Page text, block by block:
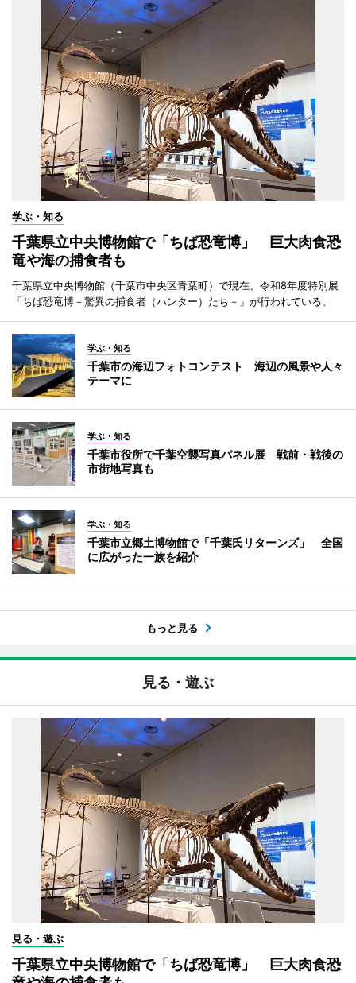
学ぶ・知る
千葉県立中央博物館で「ちば恐竜博」 巨大肉食恐
竜や海の捕食者も
千葉県立中央博物館（千葉市中央区青葉町）で現在、令和8年度特別展
「ちば恐竜博－驚異の捕食者（ハンター）たち－」が行われている。
学ぶ・知る
千葉市の海辺フォトコンテスト 海辺の風景や人々
テーマに
学ぶ・知る
千葉市役所で千葉空襲写真パネル展 戦前・戦後の
市街地写真も
学ぶ・知る
千葉市立郷土博物館で「千葉氏リターンズ」 全国
に広がった一族を紹介
もっと見る
見る・遊ぶ
見る・遊ぶ
千葉県立中央博物館で「ちば恐竜博」 巨大肉食恐